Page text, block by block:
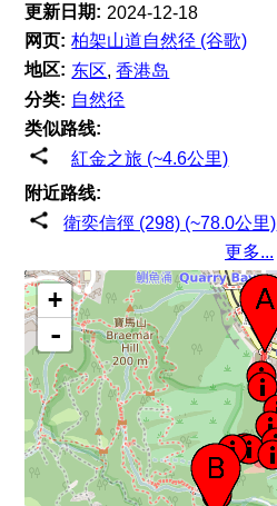
更新日期: 2024-12-18
网页: 柏架山道自然径 (谷歌)
地区: 东区,香港岛
分类: 自然径
类似路线:
紅金之旅 (~4.6公里)
附近路线:
衛奕信徑 (298) (~78.0公里)
更多...
+
-